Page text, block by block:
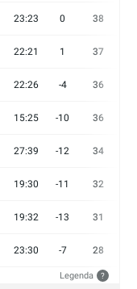
23:23 0 38
22:21 1 37
22:26 -4 36
15:25 -10 36
27:39 -12 34
19:30 -11 32
19:32 -13 31
23:30 -7 28
Legenda ?